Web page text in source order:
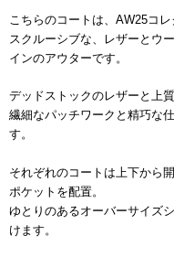
こちらのコートは、AW25コ
スクルーシブな、
レザーとウ
インのアウターです。
デッドストックのレザーと上
繊細なパッチワークと精巧な
す。
それぞれのコートは上下から
ポケットを配置。
ゆとりのあるオーバーサイズ
けます。